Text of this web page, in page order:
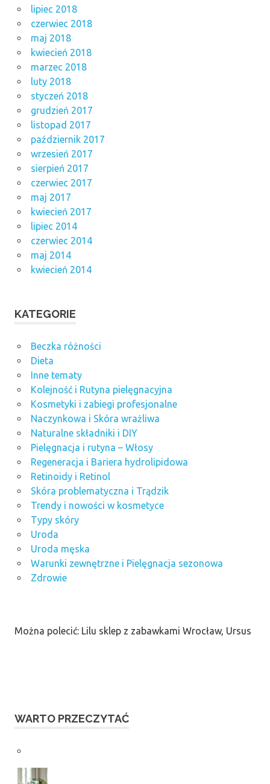
lipiec 2018
czerwiec 2018
maj 2018
kwiecień 2018
marzec 2018
luty 2018
styczeń 2018
grudzień 2017
listopad 2017
październik 2017
wrzesień 2017
sierpień 2017
czerwiec 2017
maj 2017
kwiecień 2017
lipiec 2014
czerwiec 2014
maj 2014
kwiecień 2014
KATEGORIE
Beczka różności
Dieta
Inne tematy
Kolejność i Rutyna pielęgnacyjna
Kosmetyki i zabiegi profesjonalne
Naczynkowa i Skóra wrażliwa
Naturalne składniki i DIY
Pielęgnacja i rutyna – Włosy
Regeneracja i Bariera hydrolipidowa
Retinoidy i Retinol
Skóra problematyczna i Trądzik
Trendy i nowości w kosmetyce
Typy skóry
Uroda
Uroda męska
Warunki zewnętrzne i Pielęgnacja sezonowa
Zdrowie
Można polecić: Lilu sklep z zabawkami Wrocław, Ursus
WARTO PRZECZYTAĆ